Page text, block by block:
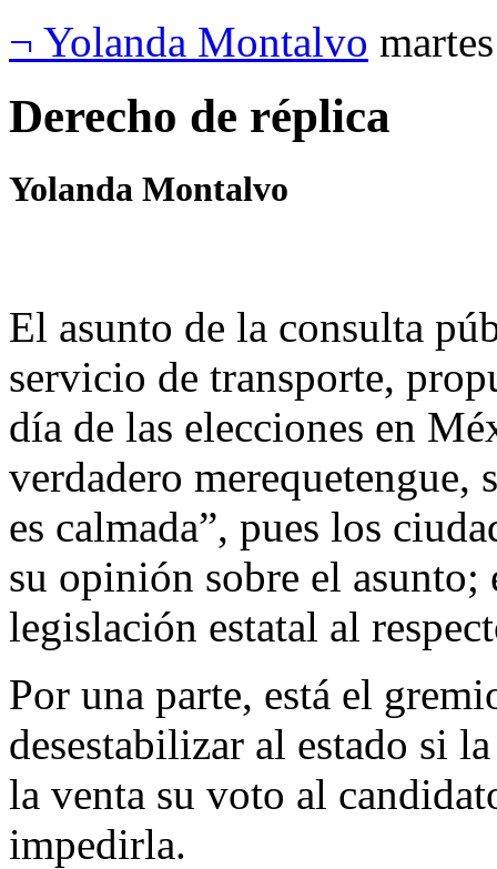
¬ Yolanda Montalvo
Derecho de réplica
Yolanda Montalvo
El asunto de la consulta
servicio de transporte,
día de las elecciones en
verdadero merequetengue,
es calmada”, pues los
su opinión sobre el
legislación estatal al
Por una parte, está el
desestabilizar al estado si
la venta su voto al
impedirla.